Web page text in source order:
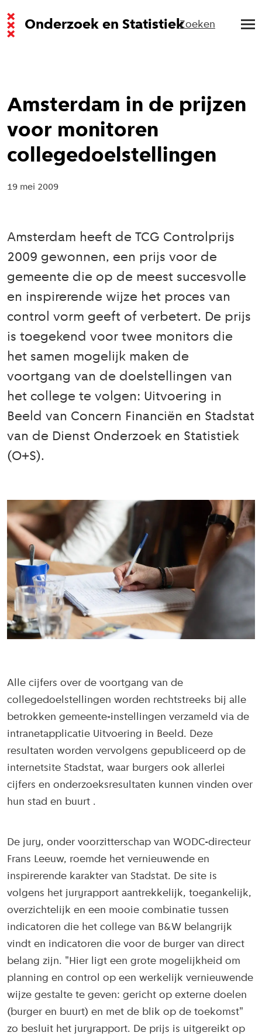
Onderzoek en StatistiekZoeken
Amsterdam in de prijzen
voor monitoren
collegedoelstellingen
19 mei 2009
Amsterdam heeft de TCG Controlprijs
2009 gewonnen, een prijs voor de
gemeente die op de meest succesvolle
en inspirerende wijze het proces van
control vorm geeft of verbetert. De prijs
is toegekend voor twee monitors die
het samen mogelijk maken de
voortgang van de doelstellingen van
het college te volgen: Uitvoering in
Beeld van Concern Financiën en Stadstat
van de Dienst Onderzoek en Statistiek
(O+S).
Alle cijfers over de voortgang van de
collegedoelstellingen worden rechtstreeks bij alle
betrokken gemeente-instellingen verzameld via de
intranetapplicatie Uitvoering in Beeld. Deze
resultaten worden vervolgens gepubliceerd op de
internetsite Stadstat, waar burgers ook allerlei
cijfers en onderzoeksresultaten kunnen vinden over
hun stad en buurt .
De jury, onder voorzitterschap van WODC-directeur
Frans Leeuw, roemde het vernieuwende en
inspirerende karakter van Stadstat. De site is
volgens het juryrapport aantrekkelijk, toegankelijk,
overzichtelijk en een mooie combinatie tussen
indicatoren die het college van B&W belangrijk
vindt en indicatoren die voor de burger van direct
belang zijn. "Hier ligt een grote mogelijkheid om
planning en control op een werkelijk vernieuwende
wijze gestalte te geven: gericht op externe doelen
(burger en buurt) en met de blik op de toekomst"
zo besluit het juryrapport. De prijs is uitgereikt op